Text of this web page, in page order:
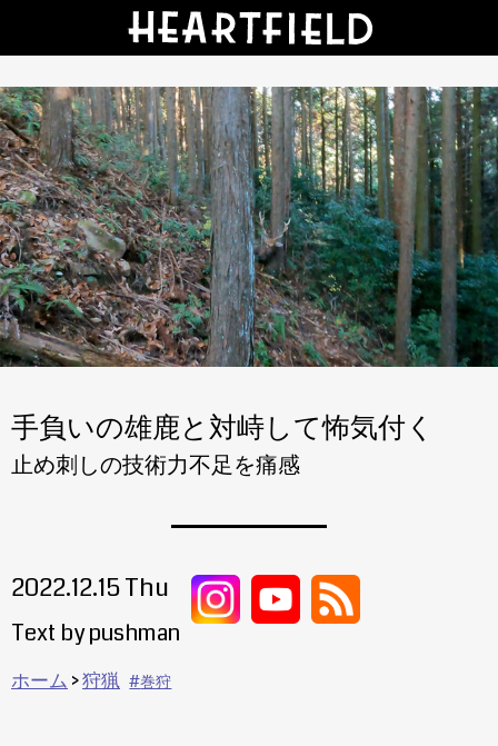
手負いの雄鹿と対峙して怖気付く
止め刺しの技術力不足を痛感
2022.12.15 Thu
Text by pushman
ホーム 狩猟 巻狩